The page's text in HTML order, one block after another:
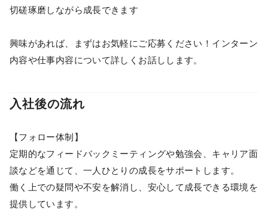
切磋琢磨しながら成長できます
興味があれば、まずはお気軽にご応募ください！インターン
内容や仕事内容について詳しくお話しします。
入社後の流れ
【フォロー体制】
定期的なフィードバックミーティングや勉強会、キャリア面
談などを通じて、一人ひとりの成長をサポートします。
働く上での疑問や不安を解消し、安心して成長できる環境を
提供しています。